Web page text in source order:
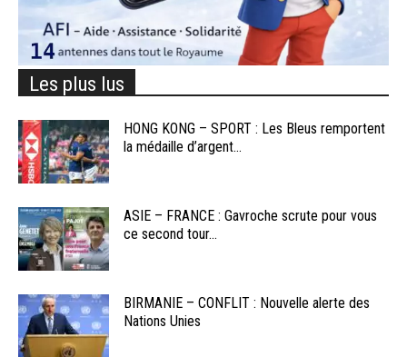
Les plus lus
HONG KONG – SPORT : Les Bleus remportent
la médaille d’argent...
ASIE – FRANCE : Gavroche scrute pour vous
ce second tour...
BIRMANIE – CONFLIT : Nouvelle alerte des
Nations Unies